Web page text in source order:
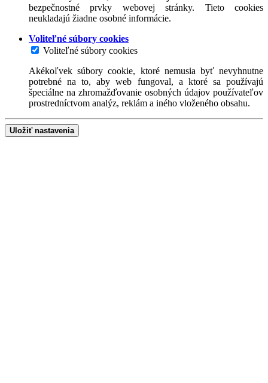
bezpečnostné prvky webovej stránky. Tieto cookies
neukladajú žiadne osobné informácie.
Voliteľné súbory cookies
Voliteľné súbory cookies
Akékoľvek súbory cookie, ktoré nemusia byť nevyhnutne
potrebné na to, aby web fungoval, a ktoré sa používajú
špeciálne na zhromažďovanie osobných údajov používateľov
prostredníctvom analýz, reklám a iného vloženého obsahu.
Uložiť nastavenia